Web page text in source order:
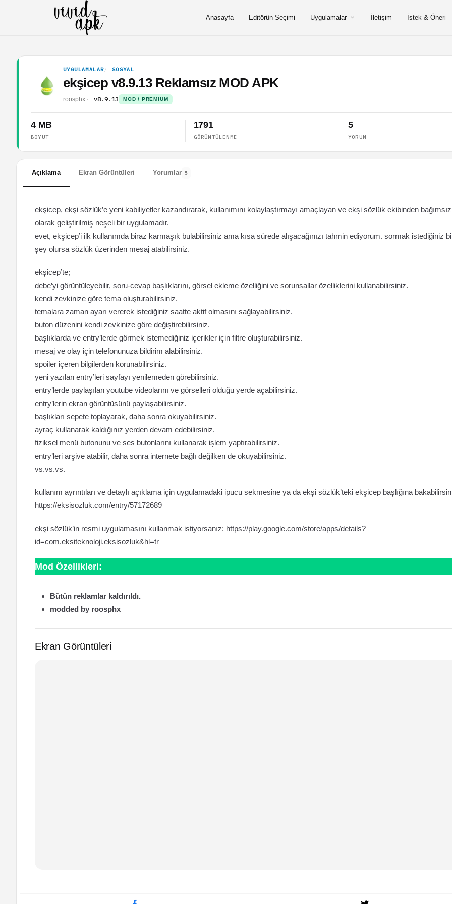
Anasayfa Editörün Seçimi Uygulamalar İletişim İstek & Öneri
UYGULAMALAR SOSYAL
ekşicep v8.9.13 Reklamsız MOD APK
roosphx v8.9.13 MOD / PREMIUM
4 MB
BOYUT
1791
GÖRÜNTÜLENME
5
YORUM
Açıklama Ekran Görüntüleri Yorumlar 5
ekşicep, ekşi sözlük’e yeni kabiliyetler kazandırarak, kullanımını kolaylaştırmayı amaçlayan ve ekşi sözlük ekibinden bağımsız
olarak geliştirilmiş neşeli bir uygulamadır.
evet, ekşicep’i ilk kullanımda biraz karmaşık bulabilirsiniz ama kısa sürede alışacağınızı tahmin ediyorum. sormak istediğiniz
şey olursa sözlük üzerinden mesaj atabilirsiniz.
ekşicep’te;
debe’yi görüntüleyebilir, soru-cevap başlıklarını, görsel ekleme özelliğini ve sorunsallar özelliklerini kullanabilirsiniz.
kendi zevkinize göre tema oluşturabilirsiniz.
temalara zaman ayarı vererek istediğiniz saatte aktif olmasını sağlayabilirsiniz.
buton düzenini kendi zevkinize göre değiştirebilirsiniz.
başlıklarda ve entry’lerde görmek istemediğiniz içerikler için filtre oluşturabilirsiniz.
mesaj ve olay için telefonunuza bildirim alabilirsiniz.
spoiler içeren bilgilerden korunabilirsiniz.
yeni yazılan entry’leri sayfayı yenilemeden görebilirsiniz.
entry’lerde paylaşılan youtube videolarını ve görselleri olduğu yerde açabilirsiniz.
entry’lerin ekran görüntüsünü paylaşabilirsiniz.
başlıkları sepete toplayarak, daha sonra okuyabilirsiniz.
ayraç kullanarak kaldığınız yerden devam edebilirsiniz.
fiziksel menü butonunu ve ses butonlarını kullanarak işlem yaptırabilirsiniz.
entry’leri arşive atabilir, daha sonra internete bağlı değilken de okuyabilirsiniz.
vs.vs.vs.
kullanım ayrıntıları ve detaylı açıklama için uygulamadaki ipucu sekmesine ya da ekşi sözlük’teki ekşicep başlığına
https://eksisozluk.com/entry/57172689
ekşi sözlük’in resmi uygulamasını kullanmak istiyorsanız: https://play.google.com/store/apps/details?
id=com.eksiteknoloji.eksisozluk&hl=tr
Mod Özellikleri:
Bütün reklamlar kaldırıldı.
modded by roosphx
Ekran Görüntüleri